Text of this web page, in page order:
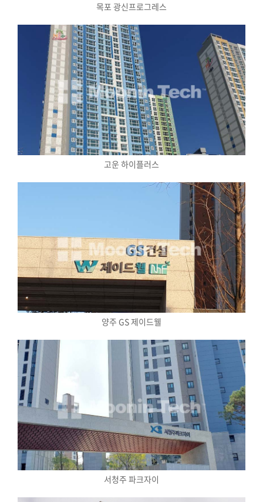
목포 광신프로그레스
고운 하이플러스
양주 GS 제이드웰
서청주 파크자이